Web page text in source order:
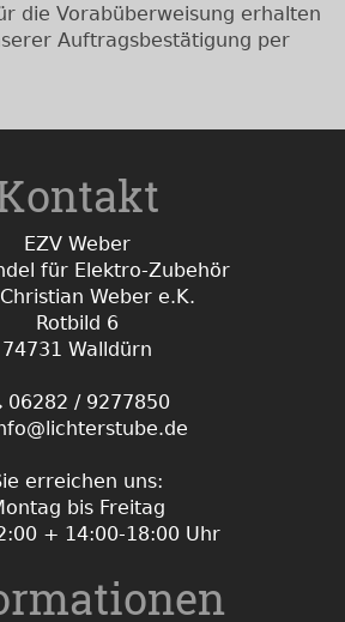
die Vorabüberweisung erhalten
Auftragsbestätigung per
EZV Weber
für Elektro-Zubehör
Weber e.K.
Rotbild 6
74731 Walldürn
06282 / 9277850
erreichen uns:
bis Freitag
+ 14:00-18:00 Uhr